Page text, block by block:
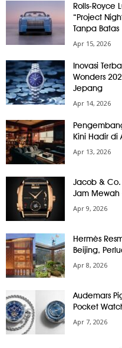
Rolls-Royce
“Project
Tanpa Batas
Apr 15, 2026
Inovasi
Wonders
Jepang
Apr 14, 2026
Kini Hadir di
Apr 13, 2026
Jacob & Co.
Jam
Apr 9, 2026
Hermès
Beijing,
Apr 8, 2026
Audemars
Pocket
Apr 7, 2026